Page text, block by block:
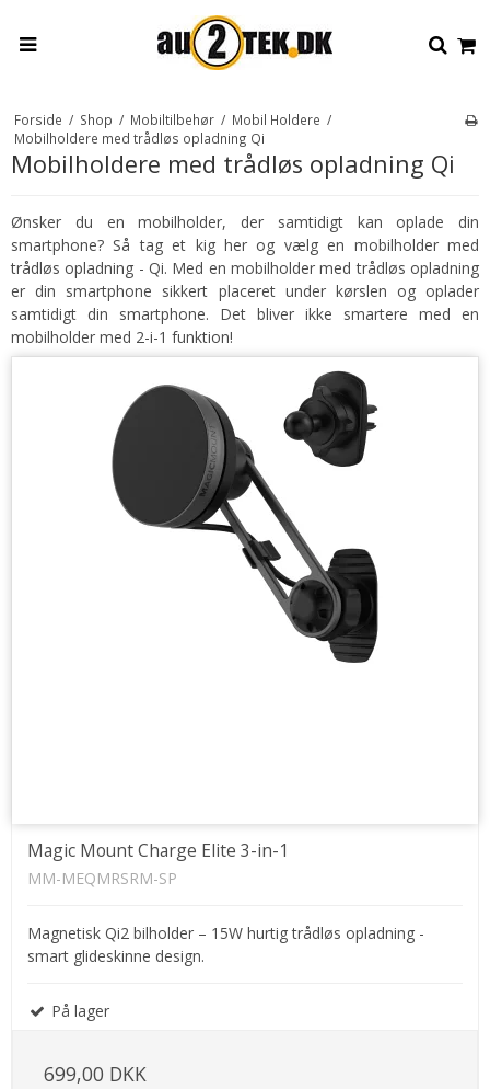
Forside / Shop / Mobiltilbehør / Mobil Holdere /
Mobilholdere med trådløs opladning Qi
Mobilholdere med trådløs opladning Qi
Ønsker du en mobilholder, der samtidigt kan oplade din
smartphone? Så tag et kig her og vælg en mobilholder med
trådløs opladning - Qi. Med en mobilholder med trådløs opladning
er din smartphone sikkert placeret under kørslen og oplader
samtidigt din smartphone. Det bliver ikke smartere med en
mobilholder med 2-i-1 funktion!
Magic Mount Charge Elite 3-in-1
MM-MEQMRSRM-SP
Magnetisk Qi2 bilholder – 15W hurtig trådløs opladning -
smart glideskinne design.
På lager
699,00 DKK